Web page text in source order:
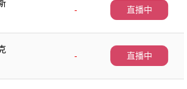
-
直播中
-
直播中